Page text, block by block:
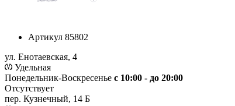
Артикул 85802
ул. Енотаевская, 4
Удельная
Понедельник-Воскресенье с 10:00 - до 20:00
Отсутствует
пер. Кузнечный, 14 Б